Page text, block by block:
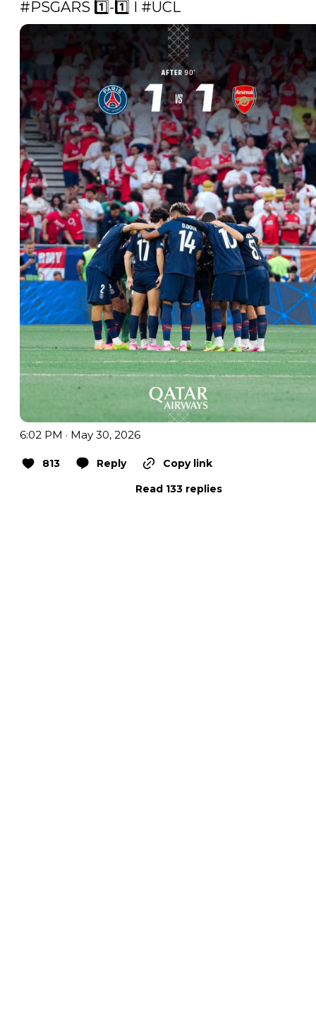
#PSGARS 1️⃣-1️⃣ I #UCL
6:02 PM · May 30, 2026
813 Reply
Copy link
Read 133 replies